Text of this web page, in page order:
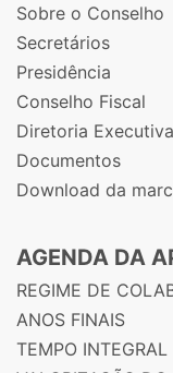
Sobre o Conselho
Secretários
Presidência
Conselho Fiscal
Diretoria Executiva
Documentos
Download da
AGENDA DA
REGIME DE
ANOS FINAIS
TEMPO INTEGRAL